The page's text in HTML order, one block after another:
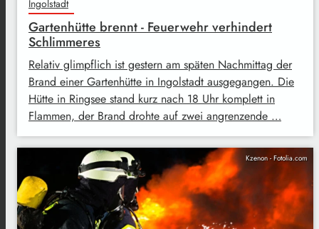
Ingolstadt
Gartenhütte brennt - Feuerwehr verhindert
Schlimmeres
Relativ glimpflich ist gestern am späten Nachmittag der
Brand einer Gartenhütte in Ingolstadt ausgegangen. Die
Hütte in Ringsee stand kurz nach 18 Uhr komplett in
Flammen, der Brand drohte auf zwei angrenzende …
Kzenon - Fotolia.com